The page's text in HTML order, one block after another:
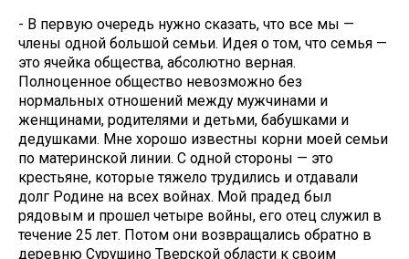
- В первую очередь нужно сказать, что все мы —
члены одной большой семьи. Идея о том, что семья —
это ячейка общества, абсолютно верная.
Полноценное общество невозможно без
нормальных отношений между мужчинами и
женщинами, родителями и детьми, бабушками и
дедушками. Мне хорошо известны корни моей семьи
по материнской линии. С одной стороны — это
крестьяне, которые тяжело трудились и отдавали
долг Родине на всех войнах. Мой прадед был
рядовым и прошел четыре войны, его отец служил в
течение 25 лет. Потом они возвращались обратно в
деревню Сурушино Тверской области к своим